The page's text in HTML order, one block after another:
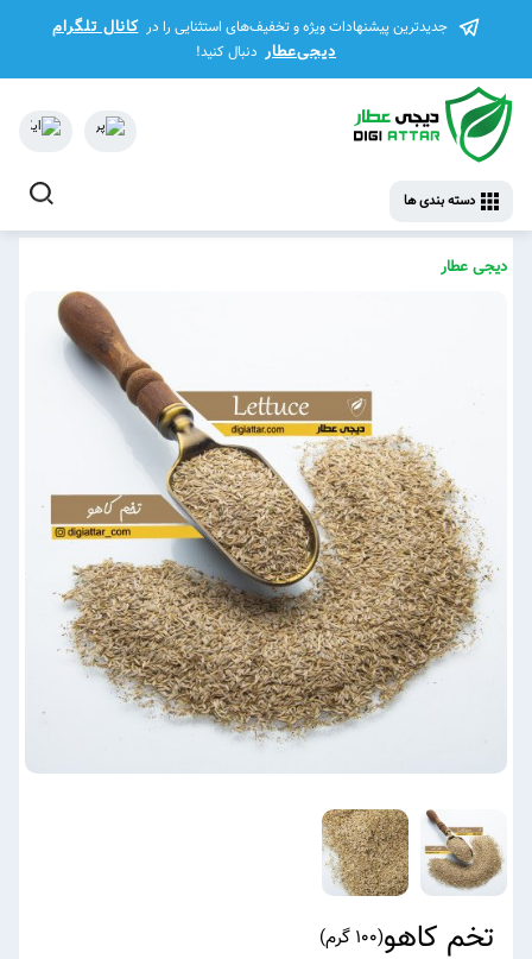
جدیدترین پیشنهادات ویژه و تخفیف‌های استثنایی را در کانال تلگرام
دیجی‌عطار دنبال کنید!
دسته بندی ها
دیجی عطار
تخم کاهو(100 گرم )